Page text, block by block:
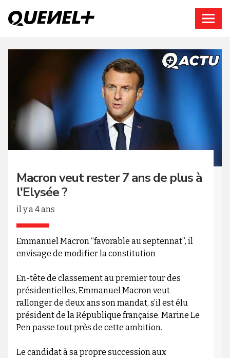
Macron veut rester 7 ans de plus à
l'Elysée ?
il y a 4 ans
Emmanuel Macron “favorable au septennat”, il
envisage de modifier la constitution
En-tête de classement au premier tour des
présidentielles, Emmanuel Macron veut
rallonger de deux ans son mandat, s’il est élu
président de la République française. Marine Le
Pen passe tout près de cette ambition.
Le candidat à sa propre succession aux